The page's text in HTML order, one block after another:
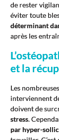
de rester
éviter toute
déterminant
après les
et la
Les
interviennent
doivent de
stress.
par hyper-